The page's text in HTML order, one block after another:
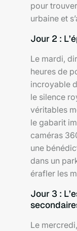
pour
urbaine et
Jour 2 :
Le mardi,
heures de
incroyable
le silence
véritables
le gabarit
caméras
une
dans un
érafler les
Jour 3 :
Le